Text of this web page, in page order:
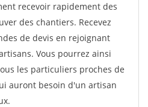
recevoir rapidement des
des chantiers. Recevez
de devis en rejoignant
Vous pourrez ainsi
les particuliers proches de
auront besoin d'un artisan